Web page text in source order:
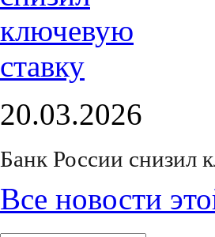
20.03.2026
Банк России снизил
Все новости